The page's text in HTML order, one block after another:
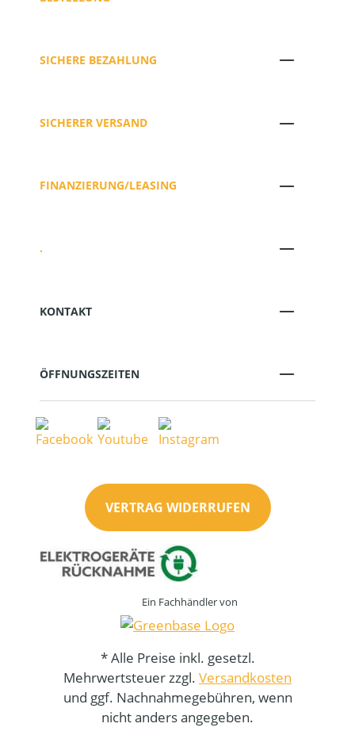
SICHERE BEZAHLUNG
SICHERER VERSAND
FINANZIERUNG/LEASING
.
KONTAKT
ÖFFNUNGSZEITEN
VERTRAG WIDERRUFEN
Ein Fachhändler von
* Alle Preise inkl. gesetzl.
Mehrwertsteuer zzgl. Versandkosten
und ggf. Nachnahmegebühren, wenn
nicht anders angegeben.